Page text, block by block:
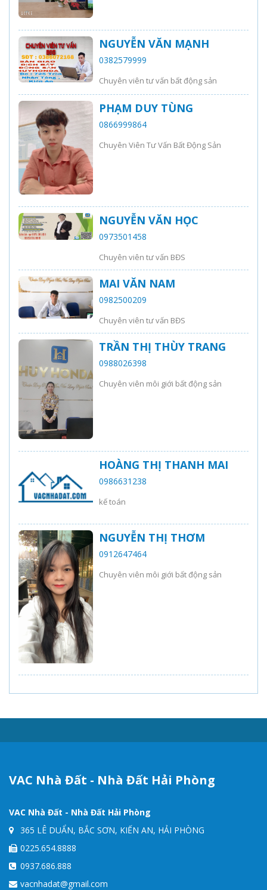
NGUYỄN VĂN MẠNH
0382579999
Chuyên viên tư vấn bất động sản
PHẠM DUY TÙNG
0866999864
Chuyên Viên Tư Vấn Bất Động Sản
NGUYỄN VĂN HỌC
0973501458
Chuyên viên tư vấn BĐS
MAI VĂN NAM
0982500209
Chuyên viên tư vấn BĐS
TRẦN THỊ THÙY TRANG
0988026398
Chuyên viên môi giới bất động sản
HOÀNG THỊ THANH MAI
0986631238
kế toán
NGUYỄN THỊ THƠM
0912647464
Chuyên viên môi giới bất động sản
VAC Nhà Đất - Nhà Đất Hải Phòng
VAC Nhà Đất - Nhà Đất Hải Phòng
365 LÊ DUẨN, BẮC SƠN, KIẾN AN, HẢI PHÒNG
0225.654.8888
0937.686.888
vacnhadat@gmail.com